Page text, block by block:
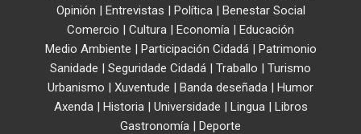
Opinión | Entrevistas | Política| Benestar Social
Comercio | Cultura | Economía | Educación
Medio Ambiente | Participación Cidadá| Patrimonio
Sanidade | Seguridade Cidadá | Traballo | Turismo
Urbanismo | Xuventude | Banda deseñada | Humor
Axenda| Historia| Universidade | Lingua| Libros
Gastronomía | Deporte